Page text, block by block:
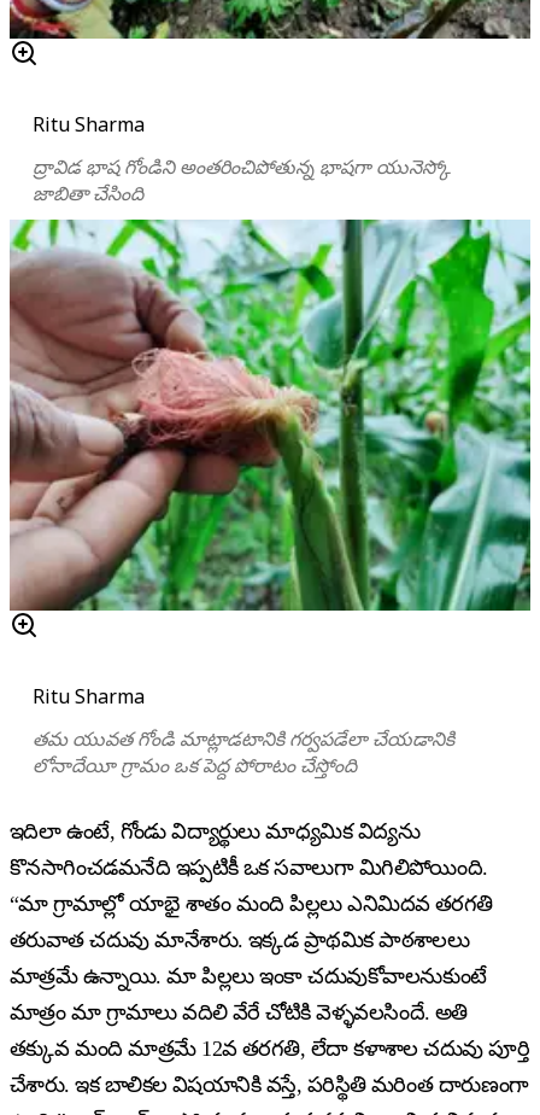
Ritu Sharma
ద్రావిడ భాష గోండిని అంతరించిపోతున్న భాషగా యునెస్కో
జాబితా చేసింది
Ritu Sharma
తమ యువత గోండి మాట్లాడటానికి గర్వపడేలా చేయడానికి
లోనాదేయీ గ్రామం ఒక పెద్ద పోరాటం చేస్తోంది
ఇదిలా ఉంటే, గోండు విద్యార్థులు మాధ్యమిక విద్యను
కొనసాగించడమనేది ఇప్పటికీ ఒక సవాలుగా మిగిలిపోయింది.
“మా గ్రామాల్లో యాభై శాతం మంది పిల్లలు ఎనిమిదవ తరగతి
తరువాత చదువు మానేశారు. ఇక్కడ ప్రాథమిక పాఠశాలలు
మాత్రమే ఉన్నాయి. మా పిల్లలు ఇంకా చదువుకోవాలనుకుంటే
మాత్రం మా గ్రామాలు వదిలి వేరే చోటికి వెళ్ళవలసిందే. అతి
తక్కువ మంది మాత్రమే 12వ తరగతి, లేదా కళాశాల చదువు పూర్తి
చేశారు. ఇక బాలికల విషయానికి వస్తే, పరిస్థితి మరింత దారుణంగా